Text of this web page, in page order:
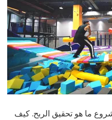
ما هو تحقيق الربح. كيف